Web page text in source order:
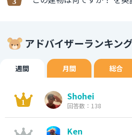
アドバイザーランキン
週間 月間 総合
Shohei
回答数：138
Ken